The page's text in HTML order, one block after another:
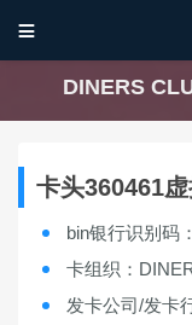

DINERS
卡头360461
bin银行识别码
卡组织：
发卡公司/发卡